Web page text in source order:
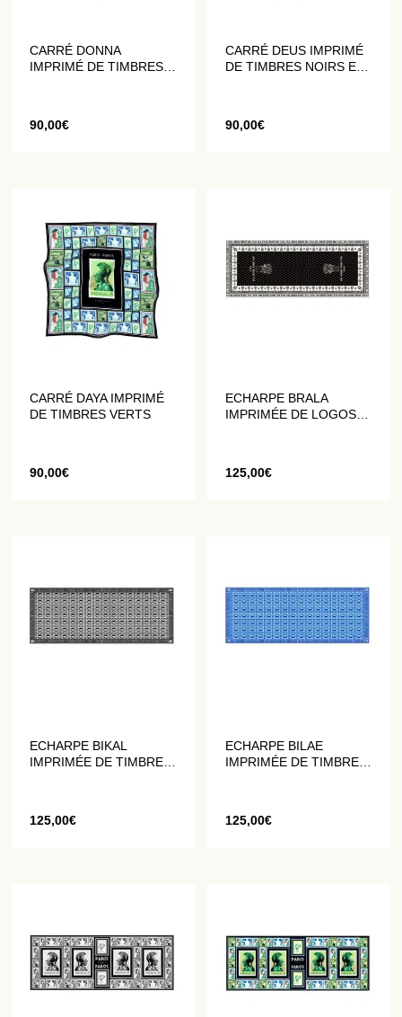
CARRÉ DONNA
IMPRIMÉ DE TIMBRES
90,00€
CARRÉ DEUS IMPRIMÉ
DE TIMBRES NOIRS ET
90,00€
CARRÉ DAYA IMPRIMÉ
DE TIMBRES VERTS
90,00€
ECHARPE BRALA
IMPRIMÉE DE LOGOS
125,00€
ECHARPE BIKAL
IMPRIMÉE DE TIMBRES
125,00€
ECHARPE BILAE
IMPRIMÉE DE TIMBRES
125,00€